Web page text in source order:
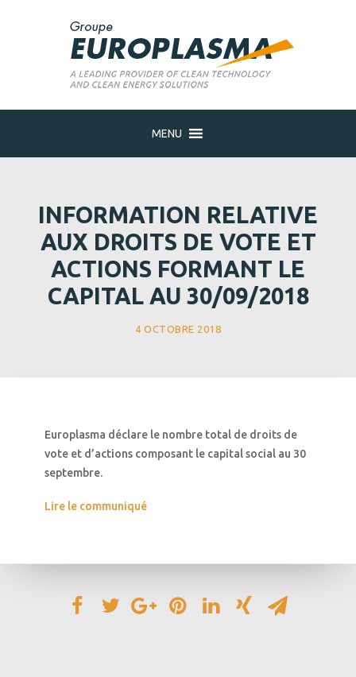
MENU
INFORMATION RELATIVE
AUX DROITS DE VOTE ET
ACTIONS FORMANT LE
CAPITAL AU 30/09/2018
4 OCTOBRE 2018
Europlasma déclare le nombre total de droits de
vote et d’actions composant le capital social au 30
septembre.
Lire le communiqué